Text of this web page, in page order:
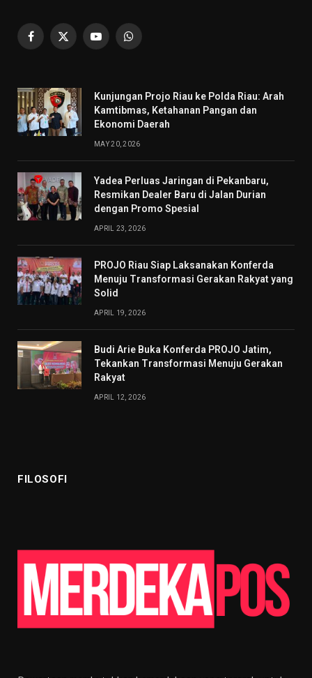
Facebook
X
YouTubeWhatsApp
Kunjungan Projo Riau ke Polda Riau: Arah
Kamtibmas, Ketahanan Pangan dan
Ekonomi Daerah
MAY 20, 2026
Yadea Perluas Jaringan di Pekanbaru,
Resmikan Dealer Baru di Jalan Durian
dengan Promo Spesial
APRIL 23, 2026
PROJO Riau Siap Laksanakan Konferda
Menuju Transformasi Gerakan Rakyat yang
Solid
APRIL 19, 2026
Budi Arie Buka Konferda PROJO Jatim,
Tekankan Transformasi Menuju Gerakan
Rakyat
APRIL 12, 2026
FILOSOFI